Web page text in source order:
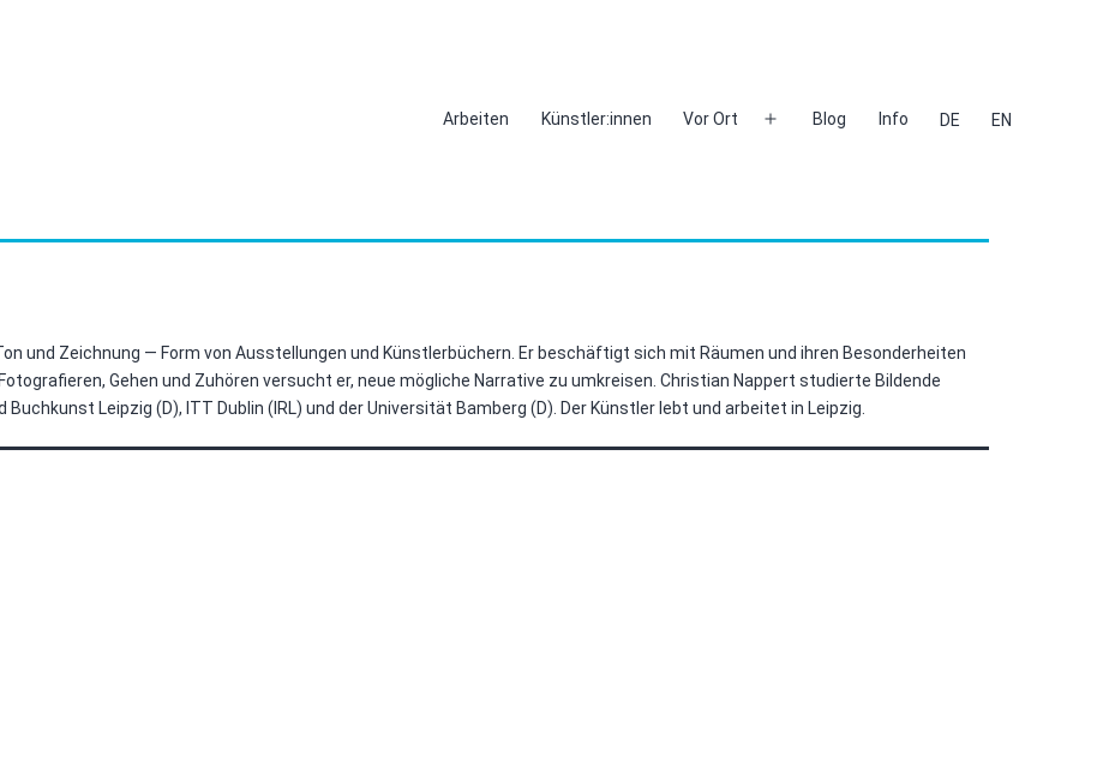
Arbeiten Künstler:innen Vor Ort
Menü
Blog Info DE EN
und Zeichnung — Form von Ausstellungen und Künstlerbüchern. Er beschäftigt sich mit Räumen und ihren Besonderheiten
Gehen und Zuhören versucht er, neue mögliche Narrative zu umkreisen. Christian Nappert studierte Bildende
Leipzig (D), ITT Dublin (IRL) und der Universität Bamberg (D). Der Künstler lebt und arbeitet in Leipzig.